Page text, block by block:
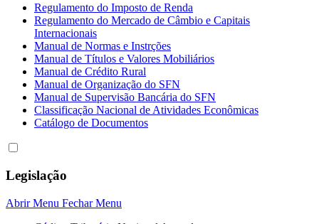
Regulamento do Imposto de Renda
Regulamento do Mercado de Câmbio e Capitais
Internacionais
Manual de Normas e Instrções
Manual de Títulos e Valores Mobiliários
Manual de Crédito Rural
Manual de Organização do SFN
Manual de Supervisão Bancária do SFN
Classificação Nacional de Atividades Econômicas
Catálogo de Documentos
Legislação
Abrir Menu Fechar Menu